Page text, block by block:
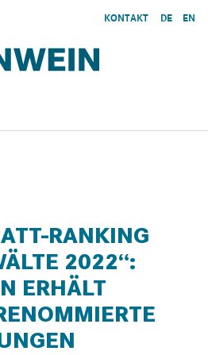
KONTAKT DE EN
RANKING
2022“:
ERHÄLT